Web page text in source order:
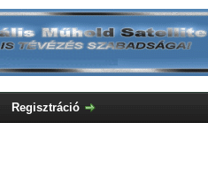
Regisztráció